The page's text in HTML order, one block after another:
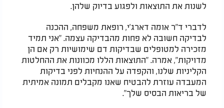
לשנות את התוצאות ולפגוע בדיוק שלהן.
לדברי ד"ר אומה דארג'י, רופאת משפחה, ההכנה
לבדיקה חשובה לא פחות מהבדיקה עצמה. "אני תמיד
מזכירה למטופלים שבדיקות דם שימושיות רק אם הן
מדויקות", אמרה. "התוצאות הללו מכוונות את ההחלטות
הקליניות שלנו, והקפדה על ההנחיות לפני בדיקות
המעבדה עוזרת להבטיח שאנו מקבלים תמונה אמיתית
של בריאות הבסיס שלך".